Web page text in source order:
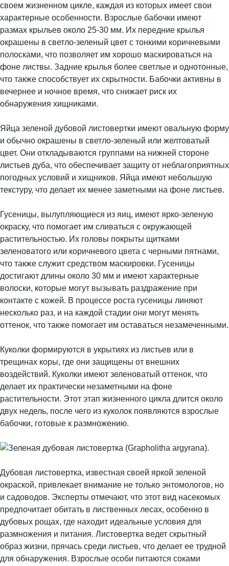
своем жизненном цикле, каждая из которых имеет свои
характерные особенности. Взрослые бабочки имеют
размах крыльев около 25-30 мм. Их передние крылья
окрашены в светло-зеленый цвет с тонкими коричневыми
полосками, что позволяет им хорошо маскироваться на
фоне листвы. Задние крылья более светлые и однотонные,
что также способствует их скрытности. Бабочки активны в
вечернее и ночное время, что снижает риск их
обнаружения хищниками.
Яйца зеленой дубовой листовертки имеют овальную форму
и обычно окрашены в светло-зеленый или желтоватый
цвет. Они откладываются группами на нижней стороне
листьев дуба, что обеспечивает защиту от неблагоприятных
погодных условий и хищников. Яйца имеют небольшую
текстуру, что делает их менее заметными на фоне листьев.
Гусеницы, вылупляющиеся из яиц, имеют ярко-зеленую
окраску, что помогает им сливаться с окружающей
растительностью. Их головы покрыты щитками
зеленоватого или коричневого цвета с черными пятнами,
что также служит средством маскировки. Гусеницы
достигают длины около 30 мм и имеют характерные
волоски, которые могут вызывать раздражение при
контакте с кожей. В процессе роста гусеницы линяют
несколько раз, и на каждой стадии они могут менять
оттенок, что также помогает им оставаться незамеченными.
Куколки формируются в укрытиях из листьев или в
трещинах коры, где они защищены от внешних
воздействий. Куколки имеют зеленоватый оттенок, что
делает их практически незаметными на фоне
растительности. Этот этап жизненного цикла длится около
двух недель, после чего из куколок появляются взрослые
бабочки, готовые к размножению.
Дубовая листовертка, известная своей яркой зеленой
окраской, привлекает внимание не только энтомологов, но
и садоводов. Эксперты отмечают, что этот вид насекомых
предпочитает обитать в лиственных лесах, особенно в
дубовых рощах, где находит идеальные условия для
размножения и питания. Листовертка ведет скрытный
образ жизни, прячась среди листьев, что делает ее трудной
для обнаружения. Взрослые особи питаются соками